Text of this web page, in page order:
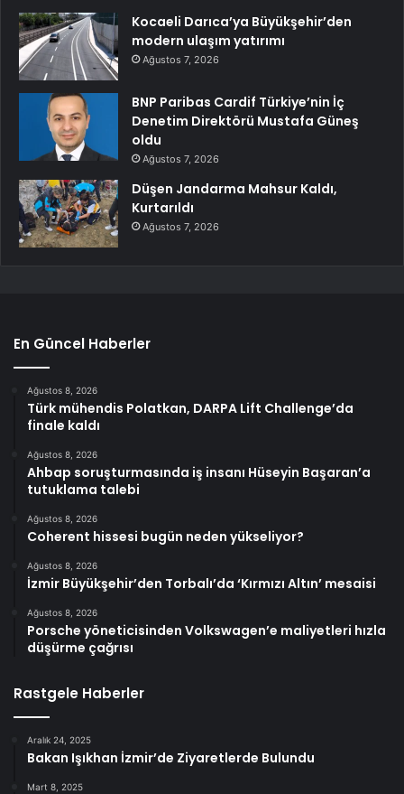
Kocaeli Darıca’ya Büyükşehir’den
modern ulaşım yatırımı
Ağustos 7, 2026
BNP Paribas Cardif Türkiye’nin İç
Denetim Direktörü Mustafa Güneş
oldu
Ağustos 7, 2026
Düşen Jandarma Mahsur Kaldı,
Kurtarıldı
Ağustos 7, 2026
En Güncel Haberler
Ağustos 8, 2026
Türk mühendis Polatkan, DARPA Lift Challenge’da
finale kaldı
Ağustos 8, 2026
Ahbap soruşturmasında iş insanı Hüseyin Başaran’a
tutuklama talebi
Ağustos 8, 2026
Coherent hissesi bugün neden yükseliyor?
Ağustos 8, 2026
İzmir Büyükşehir’den Torbalı’da ‘Kırmızı Altın’ mesaisi
Ağustos 8, 2026
Porsche yöneticisinden Volkswagen’e maliyetleri hızla
düşürme çağrısı
Rastgele Haberler
Aralık 24, 2025
Bakan Işıkhan İzmir’de Ziyaretlerde Bulundu
Mart 8, 2025